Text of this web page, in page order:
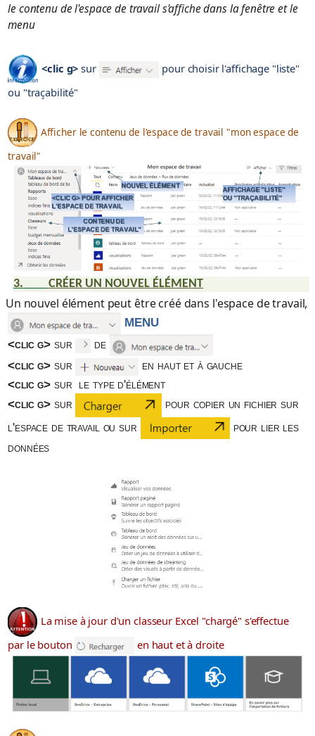
le contenu de l'espace de travail s'affiche dans la fenêtre et le
menu
<clic g> sur
pour choisir l'affichage "liste"
ou "traçabilité"
Afficher le contenu de l'espace de travail "mon espace de
travail"
3. CRÉER UN NOUVEL ÉLÉMENT
Un nouvel élément peut être créé dans l'espace de travail,
MENU
<clic g> sur
de
<clic g> sur
en haut et à gauche
<clic g> sur le type d'élément
<clic g> sur
pour copier un fichier sur
l'espace de travail ou sur
pour lier les
données
La mise à jour d'un classeur Excel "chargé" s'effectue
par le bouton
en haut et à droite